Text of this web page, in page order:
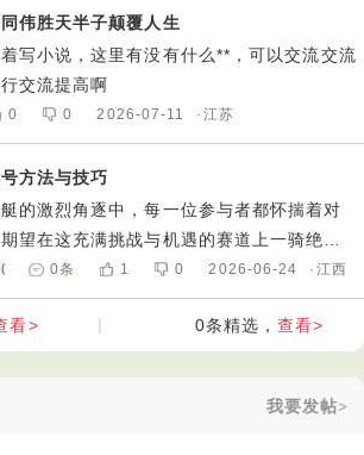
具说服力的高胜率计划，助你在极速飞艇
斩棘，实现财富梦想。
察先机计划**威：久四七六六久一
赛场上，信息就是力量。我们的计划首
们背后隐藏着丰富的规律和趋势。通过收
数据，运用专业的数据分析工具和方法，我
那些潜在的、具有指导意义的信息。比如，
素。
，天气状况、赛道条件、参赛选手的状态
伟胜天半子颠覆人生
小说，这里有没有什么**，可以交流交流
交流提高啊
0 0 2026-07-11 ·江苏
方法与技巧
激烈角逐中，每一位参与者都怀揣着对
望在这充满挑战与机遇的赛道上一骑绝
回报。然而，面对变幻莫测的局势，如何
成为真正的赢家？今天，就为大家带来一
具说服力的高胜率计划，助你在极速飞艇
赛场上，信息就是力量。我们的计划首
0条 1 0 2026-06-24 ·江西
看> 0条精选，查看>
我要发帖>